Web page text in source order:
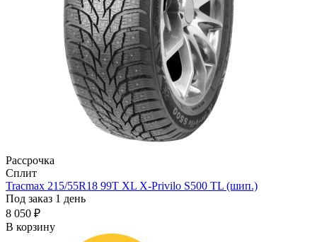
Рассрочка
Сплит
Tracmax 215/55R18 99T XL X-Privilo S500 TL (шип.)
Под заказ 1 день
8 050 ₽
В корзину